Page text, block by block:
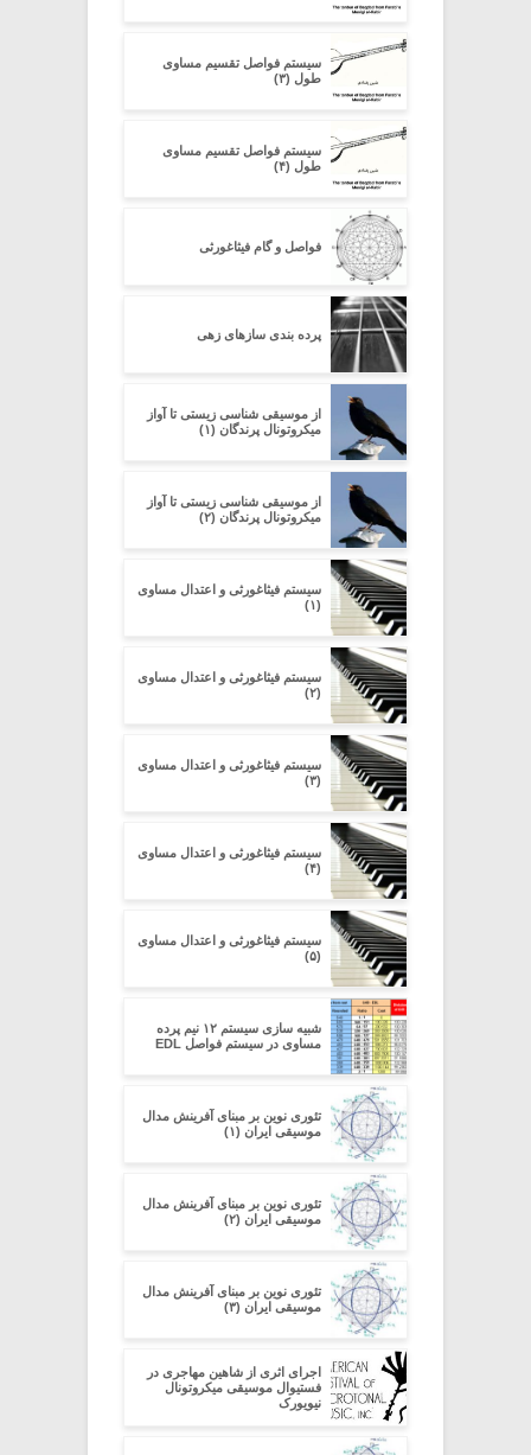
سیستم فواصل تقسیم مساوی
طول (۳)
سیستم فواصل تقسیم مساوی
طول (۴)
فواصل و گام فیثاغورثی
پرده بندی سازهای زهی
از موسیقی شناسی زیستی تا آواز
میکروتونال پرندگان (۱)
از موسیقی شناسی زیستی تا آواز
میکروتونال پرندگان (۲)
سیستم فیثاغورثی و اعتدال مساوی
(۱)
سیستم فیثاغورثی و اعتدال مساوی
(۲)
سیستم فیثاغورثی و اعتدال مساوی
(۳)
سیستم فیثاغورثی و اعتدال مساوی
(۴)
سیستم فیثاغورثی و اعتدال مساوی
(۵)
شبیه سازی سیستم ۱۲ نیم پرده
مساوی در سیستم فواصل EDL
تئوری نوین بر مبنای آفرینش مدال
موسیقی ایران (۱)
تئوری نوین بر مبنای آفرینش مدال
موسیقی ایران (۲)
تئوری نوین بر مبنای آفرینش مدال
موسیقی ایران (۳)
اجرای اثری از شاهین مهاجری در
فستیوال موسیقی میکروتونال
نیویورک